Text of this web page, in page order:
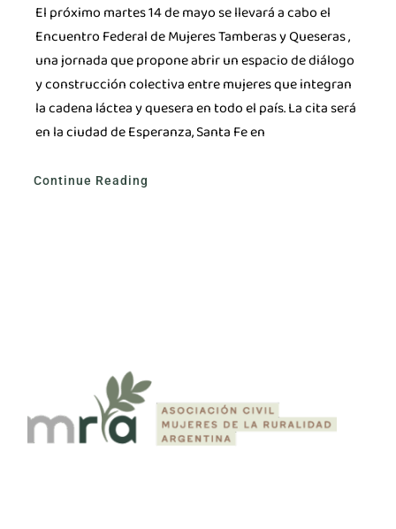
El próximo martes 14 de mayo se llevará a cabo el
Encuentro Federal de Mujeres Tamberas y Queseras ,
una jornada que propone abrir un espacio de diálogo
y construcción colectiva entre mujeres que integran
la cadena láctea y quesera en todo el país. La cita será
en la ciudad de Esperanza, Santa Fe en
Continue Reading